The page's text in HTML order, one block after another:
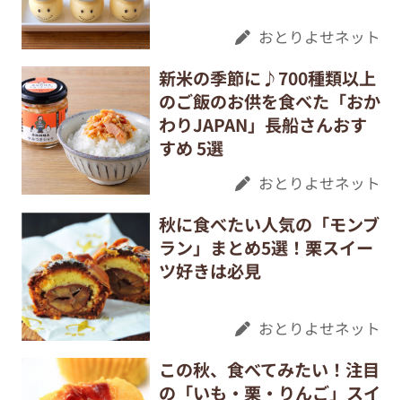
おとりよせネット
新米の季節に♪700種類以上
のご飯のお供を食べた「おか
わりJAPAN」長船さんおす
すめ 5選
おとりよせネット
秋に食べたい人気の「モンブ
ラン」まとめ5選！栗スイー
ツ好きは必見
おとりよせネット
この秋、食べてみたい！注目
の「いも・栗・りんご」スイ